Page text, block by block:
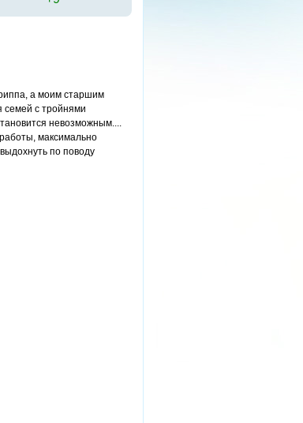
а моим старшим
семей с тройнями
невозможным....
максимально
по поводу